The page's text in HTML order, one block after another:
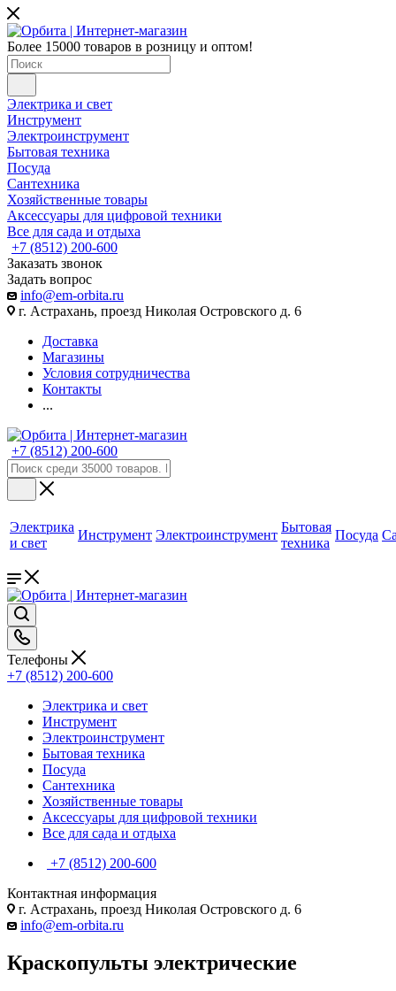
Более 15000 товаров в розницу и оптом!
Электрика и свет
Инструмент
Электроинструмент
Бытовая техника
Посуда
Сантехника
Хозяйственные товары
Аксессуары для цифровой техники
Все для сада и отдыха
+7 (8512) 200-600
Заказать звонок
Задать вопрос
info@em-orbita.ru
г. Астрахань, проезд Николая Островского д. 6
Доставка
Магазины
Условия сотрудничества
Контакты
...
+7 (8512) 200-600
Электрика
и свет
Инструмент Электроинструмент
Бытовая
техника
Посуда
Телефоны
+7 (8512) 200-600
Электрика и свет
Инструмент
Электроинструмент
Бытовая техника
Посуда
Сантехника
Хозяйственные товары
Аксессуары для цифровой техники
Все для сада и отдыха
+7 (8512) 200-600
Контактная информация
г. Астрахань, проезд Николая Островского д. 6
info@em-orbita.ru
Краскопульты электрические